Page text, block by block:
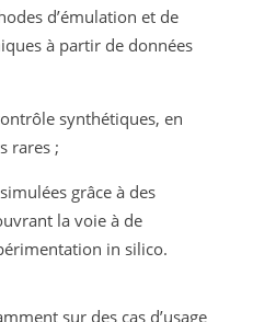
d’émulation et de
à partir de données
synthétiques, en
rares ;
grâce à des
la voie à de
in silico.
sur des cas d’usage